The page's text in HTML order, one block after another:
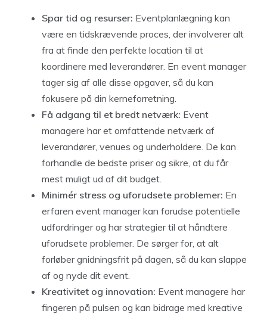
Spar tid og resurser: Eventplanlægning kan
være en tidskrævende proces, der involverer alt
fra at finde den perfekte location til at
koordinere med leverandører. En event manager
tager sig af alle disse opgaver, så du kan
fokusere på din kerneforretning.
Få adgang til et bredt netværk: Event
managere har et omfattende netværk af
leverandører, venues og underholdere. De kan
forhandle de bedste priser og sikre, at du får
mest muligt ud af dit budget.
Minimér stress og uforudsete problemer: En
erfaren event manager kan forudse potentielle
udfordringer og har strategier til at håndtere
uforudsete problemer. De sørger for, at alt
forløber gnidningsfrit på dagen, så du kan slappe
af og nyde dit event.
Kreativitet og innovation: Event managere har
fingeren på pulsen og kan bidrage med kreative